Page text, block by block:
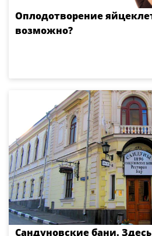
Оплодотворение
возможно?
Сандуновские бани.